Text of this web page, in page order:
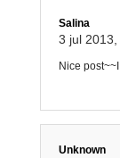
Salina
3 jul
Nice
Unknown